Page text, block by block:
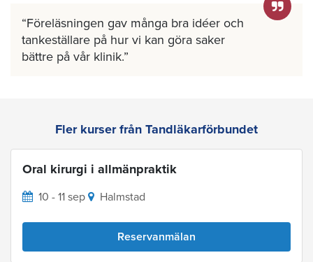
Föreläsningen gav många bra idéer och
tankeställare på hur vi kan göra saker
bättre på vår klinik.
Fler kurser från Tandläkarförbundet
Oral kirurgi i allmänpraktik
10 - 11 sep Halmstad
Reservanmälan